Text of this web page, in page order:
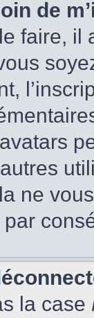
de
faire, il
ne
la case